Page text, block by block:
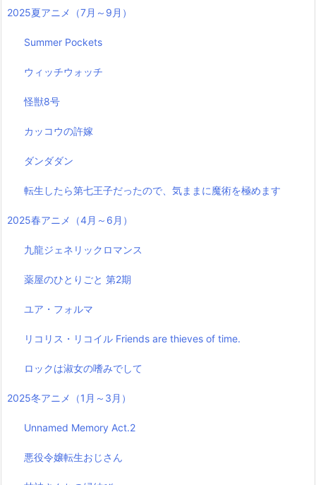
2025夏アニメ（7月～9月）
Summer Pockets
ウィッチウォッチ
怪獣8号
カッコウの許嫁
ダンダダン
転生したら第七王子だったので、気ままに魔術を極めます
2025春アニメ（4月～6月）
九龍ジェネリックロマンス
薬屋のひとりごと 第2期
ユア・フォルマ
リコリス・リコイル Friends are thieves of time.
ロックは淑女の嗜みでして
2025冬アニメ（1月～3月）
Unnamed Memory Act.2
悪役令嬢転生おじさん